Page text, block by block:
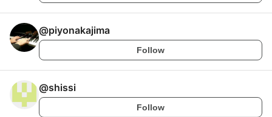
@piyonakajima
Follow
@shissi
Follow